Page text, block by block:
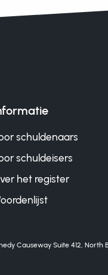
schuldenaars
schuldeisers
het register
Causeway Suite 412, North